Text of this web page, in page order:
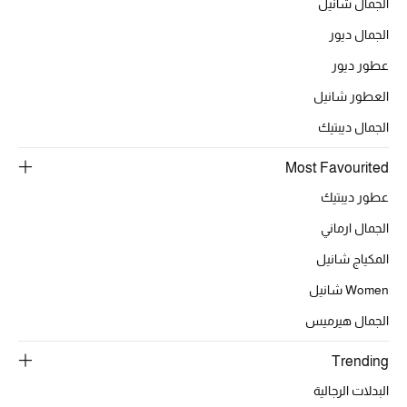
الحقائب النسائية
دليل ملتزمات الحقائب
حقائب الأطفال
الجمال شانيل
الجمال ديور
عطور ديور
العطور شانيل
الجمال ديبتيك
Most Favourited
عطور ديبتيك
الجمال ارماني
المكياج شانيل
Women شانيل
الجمال هيرميس
Trending
البدلات الرجالية